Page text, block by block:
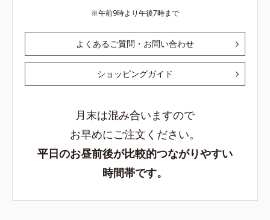
午前9時より午後7時まで
よくあるご質問・お問い合わせ
ショッピングガイド
月末は混み合いますので
お早めにご注文ください。
平日のお昼前後が比較的つながりやすい
時間帯です。